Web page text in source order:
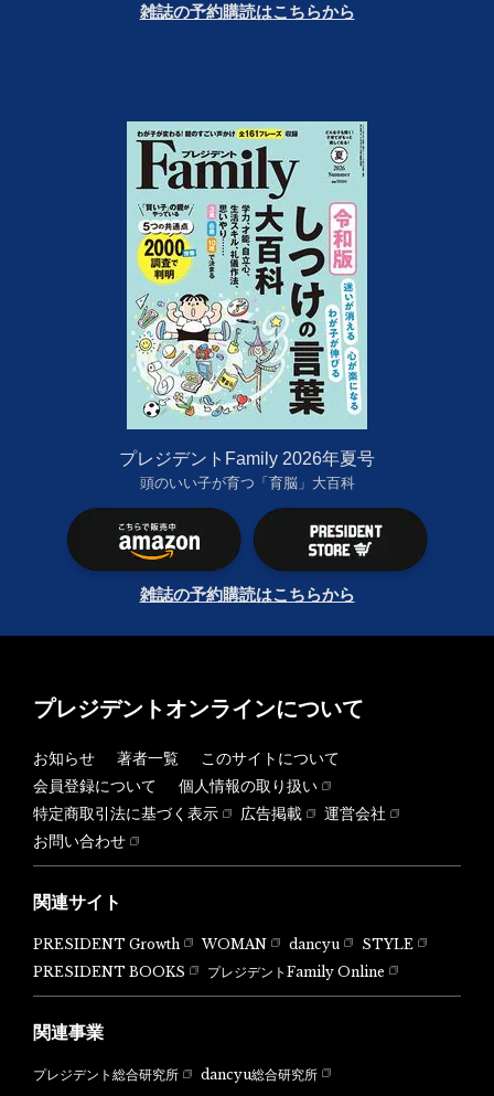
雑誌の予約購読はこちらから
プレジデントFamily 2026年夏号
頭のいい子が育つ「育脳」大百科
雑誌の予約購読はこちらから
プレジデントオンラインについて
お知らせ 著者一覧
このサイトについて
会員登録について
個人情報の取り扱い
特定商取引法に基づく表示
広告掲載
運営会社
お問い合わせ
関連サイト
PRESIDENT Growth WOMAN dancyu
STYLE
PRESIDENT BOOKS
プレジデントFamily Online
関連事業
プレジデント総合研究所 dancyu総合研究所